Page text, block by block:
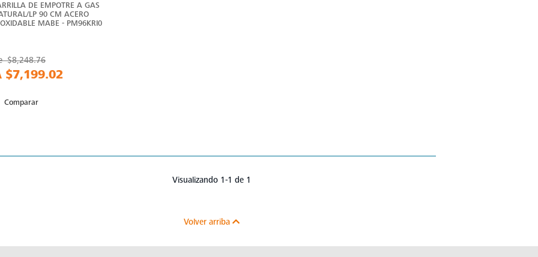
DE EMPOTRE A GAS
LP 90 CM ACERO
MABE - PM96KRI0
$8,248.76
$7,199.02
Comparar
Visualizando 1-1 de 1
Volver arriba